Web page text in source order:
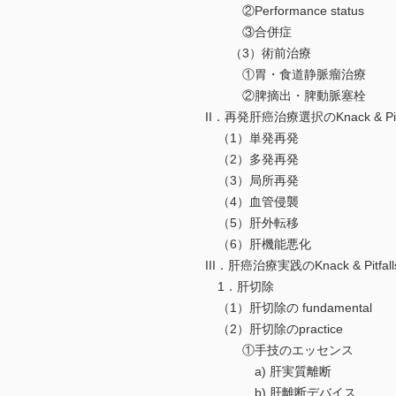
②Performance status
③合併症
（3）術前治療
①胃・食道静脈瘤治療
②脾摘出・脾動脈塞栓
II．再発肝癌治療選択のKnack &
（1）単発再発
（2）多発再発
（3）局所再発
（4）血管侵襲
（5）肝外転移
（6）肝機能悪化
III．肝癌治療実践のKnack &
1．肝切除
（1）肝切除の fundamental
（2）肝切除のpractice
①手技のエッセンス
a) 肝実質離断
b) 肝離断デバイス